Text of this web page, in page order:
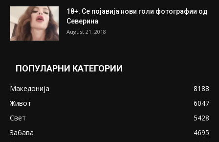
18+: Се појавија нови голи фотографии од
Северина
August 21, 2018
ПОПУЛАРНИ КАТЕГОРИИ
Македонија
8188
Живот
6047
Свет
5428
Забава
4695